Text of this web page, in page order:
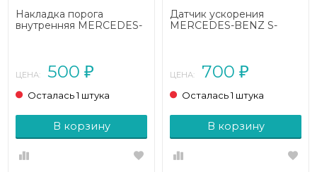
Накладка порога
внутренняя MERCEDES-
ЦЕНА: 500 ₽
Осталась 1 штука
В корзину
Датчик ускорения
MERCEDES-BENZ S-
ЦЕНА: 700 ₽
Осталась 1 штука
В корзину